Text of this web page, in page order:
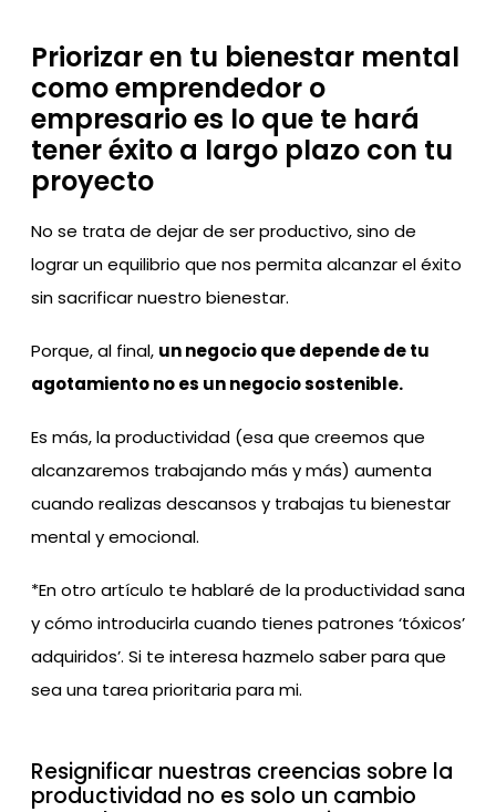
Priorizar en tu bienestar mental
como emprendedor o
empresario es lo que te hará
tener éxito a largo plazo con tu
proyecto
No se trata de dejar de ser productivo, sino de
lograr un equilibrio que nos permita alcanzar el éxito
sin sacrificar nuestro bienestar.
Porque, al final, un negocio que depende de tu
agotamiento no es un negocio sostenible.
Es más, la productividad (esa que creemos que
alcanzaremos trabajando más y más) aumenta
cuando realizas descansos y trabajas tu bienestar
mental y emocional.
*En otro artículo te hablaré de la productividad sana
y cómo introducirla cuando tienes patrones ‘tóxicos’
adquiridos’. Si te interesa hazmelo saber para que
sea una tarea prioritaria para mi.
Resignificar nuestras creencias sobre la
productividad no es solo un cambio